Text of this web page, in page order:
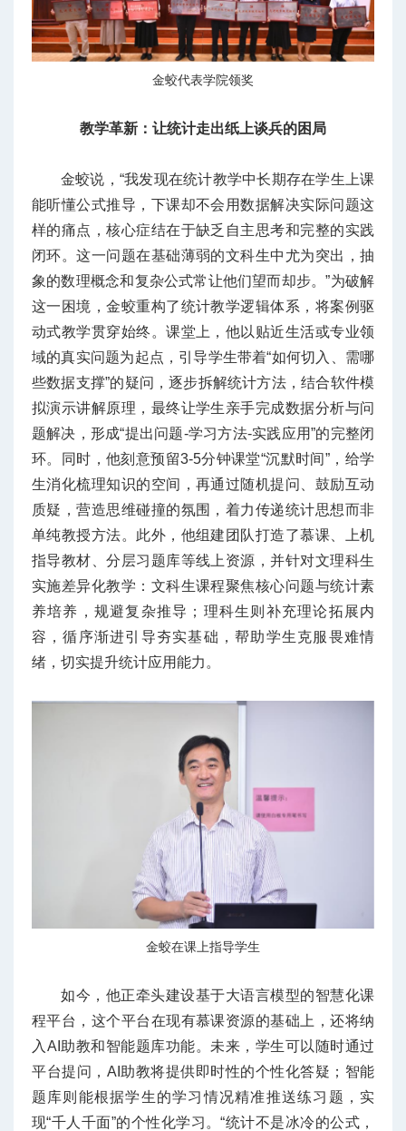
金蛟代表学院领奖
教学革新： 让统计走出纸上谈兵的困局
金蛟说，“我发现在统计教学中长期存在学生上课
能听懂公式推导，下课却不会用数据解决实际问题这
样的痛点，核心症结在于缺乏自主思考和完整的实践
闭环。这一问题在基础薄弱的文科生中尤为突出，抽
象的数理概念和复杂公式常让他们望而却步。”为破解
这一困境，金蛟重构了统计教学逻辑体系，将案例驱
动式教学贯穿始终。课堂上，他以贴近生活或专业领
域的真实问题为起点，引导学生带着“如何切入、需哪
些数据支撑”的疑问，逐步拆解统计方法，结合软件模
拟演示讲解原理，最终让学生亲手完成数据分析与问
题解决，形成“提出问题-学习方法-实践应用”的完整闭
环。同时，他刻意预留3-5分钟课堂“沉默时间”，给学
生消化梳理知识的空间，再通过随机提问、鼓励互动
质疑，营造思维碰撞的氛围，着力传递统计思想而非
单纯教授方法。此外，他组建团队打造了慕课、上机
指导教材、分层习题库等线上资源，并针对文理科生
实施差异化教学：文科生课程聚焦核心问题与统计素
养培养，规避复杂推导；理科生则补充理论拓展内
容，循序渐进引导夯实基础，帮助学生克服畏难情
绪，切实提升统计应用能力。
金蛟在课上指导学生
如今，他正牵头建设基于大语言模型的智慧化课
程平台，这个平台在现有慕课资源的基础上，还将纳
入AI助教和智能题库功能。未来，学生可以随时通过
平台提问，AI助教将提供即时性的个性化答疑；智能
题库则能根据学生的学习情况精准推送练习题，实
现“千人千面”的个性化学习。“统计不是冰冷的公式，